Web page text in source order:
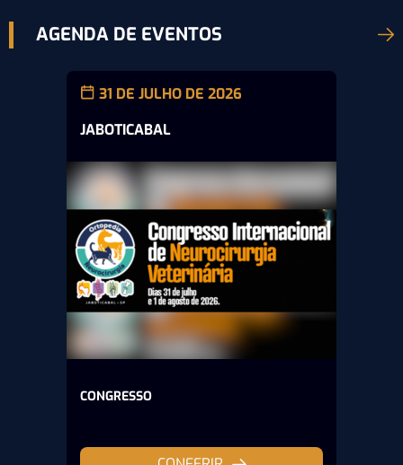
AGENDA DE EVENTOS
31 DE JULHO DE 2026
JABOTICABAL
CONGRESSO